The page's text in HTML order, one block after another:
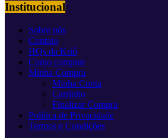
Institucional
Sobre nós
Contato
HQs da Kriô
Como comprar
Minha Compra
Minha Conta
Carrinho
Finalizar Compra
Política de Privacidade
Termos e Condições